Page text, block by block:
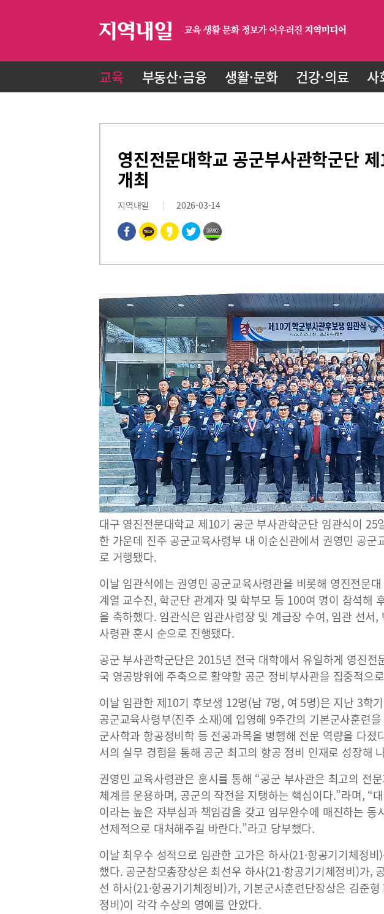
교육 부동산·금융 생활·문화 건강·의료 사
영진전문대학교 공군부사관학군단
개최
지역내일 2026-03-14
대구 영진전문대학교 제10기 공군 부사관학군단 임관식이 25
한 가운데 진주 공군교육사령부 내 이순신관에서 권영민 공군
로 거행됐다.
이날 임관식에는 권영민 공군교육사령관을 비롯해 영진전문
계열 교수진, 학군단 관계자 및 학부모 등 100여 명이 참석해
을 축하했다. 임관식은 임관사령장 및 계급장 수여, 임관 선서,
사령관 훈시 순으로 진행됐다.
공군 부사관학군단은 2015년 전국 대학에서 유일하게 영진전
국 영공방위에 주축으로 활약할 공군 정비부사관을 집중적으
이날 임관한 제10기 후보생 12명(남 7명, 여 5명)은 지난 3학
공군교육사령부(진주 소재)에 입영해 9주간의 기본군사훈련
군사학과 항공정비학 등 전공과목을 병행해 전문 역량을 다졌
서의 실무 경험을 통해 공군 최고의 항공 정비 인재로 성장해
권영민 교육사령관은 훈시를 통해 “공군 부사관은 최고의 전
체계를 운용하며, 공군의 작전을 지탱하는 핵심이다.”라며, “
이라는 높은 자부심과 책임감을 갖고 임무완수에 매진하는 동
선제적으로 대처해주길 바란다.”라고 당부했다.
이날 최우수 성적으로 임관한 고가은 하사(21·항공기기체정
했다. 공군참모총장상은 최선우 하사(21·항공기기체정비)가,
선 하사(21·항공기기체정비)가, 기본군사훈련단장상은 김준
정비)이 각각 수상의 영예를 안았다.